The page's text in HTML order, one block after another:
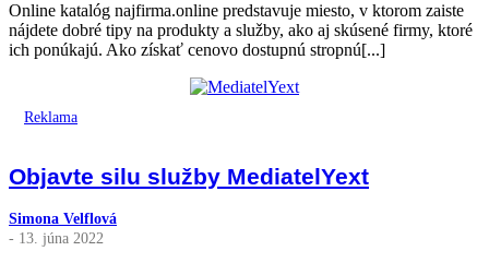
Online katalóg najfirma.online predstavuje miesto, v ktorom zaiste
nájdete dobré tipy na produkty a služby, ako aj skúsené firmy, ktoré
ich ponúkajú. Ako získať cenovo dostupnú stropnú[...]
Reklama
Objavte silu služby MediatelYext
Simona Velflová
- 13. júna 2022